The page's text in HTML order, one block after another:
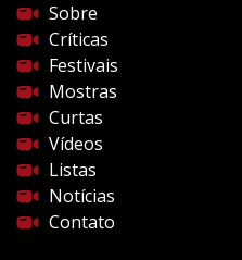
d
o
c
i
n
e
m
a
.
Sobre
Críticas
Festivais
Mostras
Curtas
Vídeos
Listas
Notícias
Contato